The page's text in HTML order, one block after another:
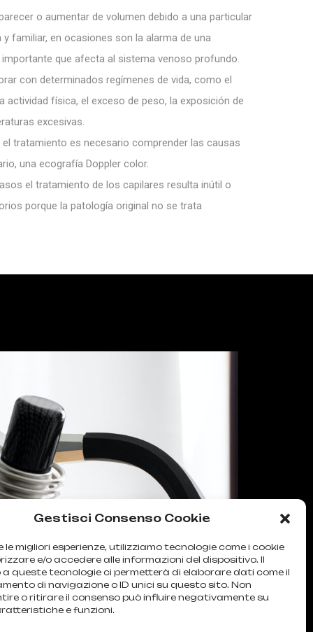
Gestisci Consenso Cookie
le migliori esperienze, utilizziamo tecnologie come i cookie
e/o accedere alle informazioni del dispositivo. Il
a queste tecnologie ci permetterà di elaborare dati come il
di navigazione o ID unici su questo sito. Non
o ritirare il consenso può influire negativamente su
e funzioni.
o aumentar de volumen debido a una particular
familiar, en ocasiones son la alarma de una
que afecta al sistema venoso profundo.
con determinados regímenes de vida, como el
actividad física, el exceso de peso, la exposición de
excesivas.
tratamiento es necesario comprender las causas
una ecografía Doppler color.
el tratamiento de los capilares resulta inútil o
porque la patología original no se trata